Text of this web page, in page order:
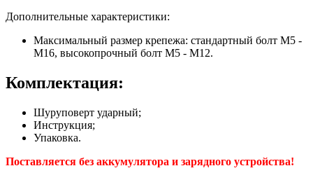
Дополнительные характеристики:
Максимальный размер крепежа: стандартный болт M5 -
M16, высокопрочный болт М5 - М12.
Комплектация:
Шуруповерт ударный;
Инструкция;
Упаковка.
Поставляется без аккумулятора и зарядного устройства!